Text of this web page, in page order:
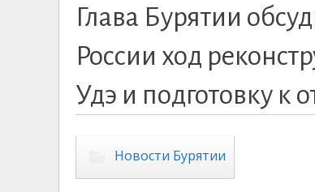
Глава Бурятии
России ход
Удэ и подготовку к
Новости Бурятии